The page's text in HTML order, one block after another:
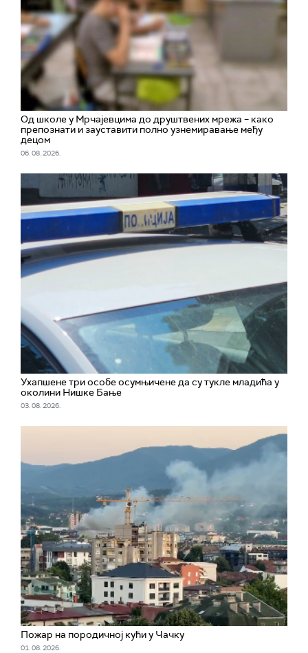
Од школе у Мрчајевцима до друштвених мрежа – како
препознати и зауставити полно узнемиравање међу
децом
06. 08. 2026.
Ухапшенe три особе осумњичене да су тукле младића у
околини Нишке Бање
03. 08. 2026.
Пожар на породичној кући у Чачку
01. 08. 2026.